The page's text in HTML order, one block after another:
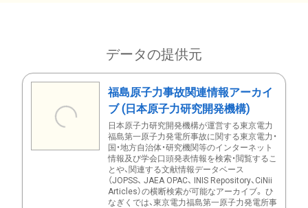
データの提供元
福島原子力事故関連情報アーカイ
ブ (日本原子力研究開発機構)
日本原子力研究開発機構が運営する東京電力
福島第一原子力発電所事故に関する東京電力・
国・地方自治体・研究機関等のインターネット
情報及び学会口頭発表情報を検索・閲覧するこ
とや、関連する文献情報データベース
（JOPSS、 JAEA OPAC、 INIS Repository、CiNii
Articles）の横断検索が可能なアーカイブ。 ひ
なぎくでは、東京電力福島第一原子力発電所事